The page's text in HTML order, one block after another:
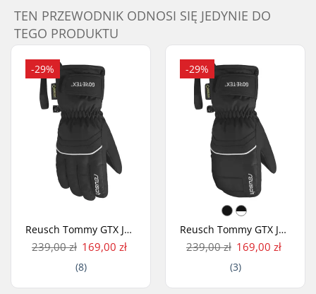
TEN PRZEWODNIK ODNOSI SIĘ JEDYNIE DO
TEGO PRODUKTU
-29%
Reusch Tommy GTX Junior Rękawice Narciarskie
239,00 zł 169,00 zł
(8)
-29%
Reusch Tommy GTX Junior Rękawice Narciarskie z Jednym Palcem
239,00 zł 169,00 zł
(3)